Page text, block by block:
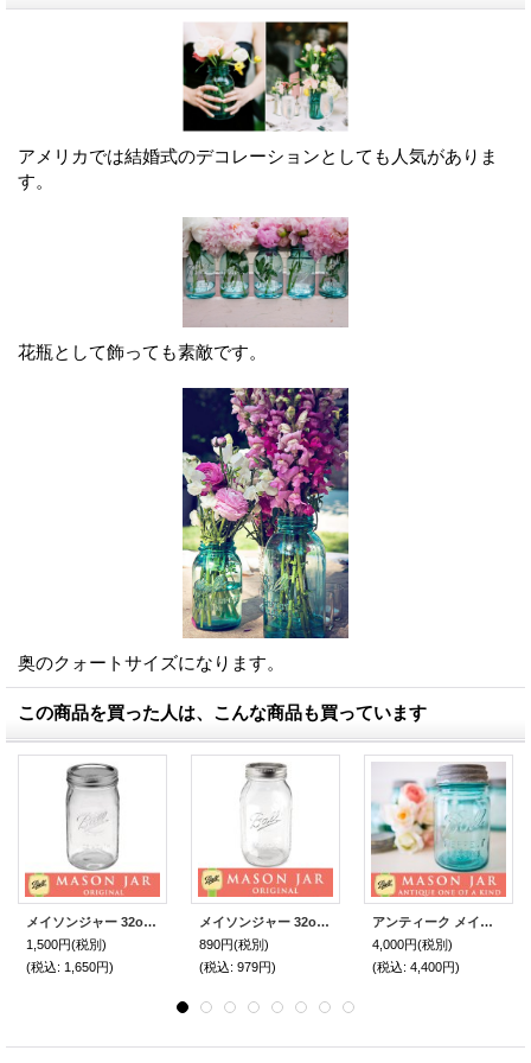
アメリカでは結婚式のデコレーションとしても人気がありま
す。
花瓶として飾っても素敵です。
奥のクォートサイズになります。
この商品を買った人は、こんな商品も買っています
メイソンジャー 32oz（946ml） ワイドマウス Ball Mason jar オリジナル クリア
1,500円(税別)
(税込: 1,650円)
メイソンジャー 32oz（946ml） レギュラーマウス Ball Mason jar オリジナル クリア
890円(税別)
(税込: 979円)
アンティーク メイソンジャー Ball Mason jar ビンテージ Pint(パイント) Zinc蓋つき ブルー
4,000円(税別)
(税込: 4,400円)